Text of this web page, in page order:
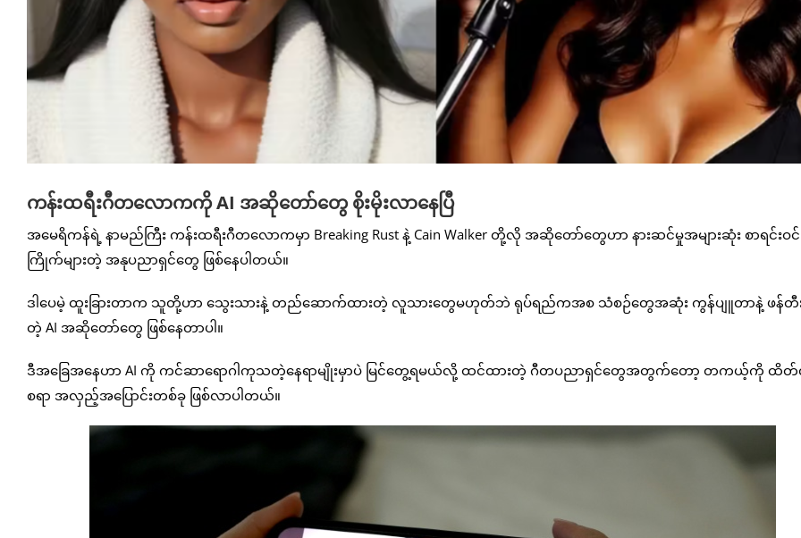
ကန်းထရီးဂီတလောကကို AI အဆိုတော်တွေ စိုးမိုးလာနေပြီ
အမေရိကန်ရဲ့ နာမည်ကြီး ကန်းထရီးဂီတလောကမှာ Breaking Rust နဲ့ Cain Walker တို့လို အဆိုတော်တွေဟာ နားဆင်မှုအများဆုံး စာရင်းဝ
ကြိုက်များတဲ့ အနုပညာရှင်တွေ ဖြစ်နေပါတယ်။
ဒါပေမဲ့ ထူးခြားတာက သူတို့ဟာ သွေးသားနဲ့ တည်ဆောက်ထားတဲ့ လူသားတွေမဟုတ်ဘဲ ရုပ်ရည်ကအစ သံစဉ်တွေအဆုံး ကွန်ပျူတာနဲ့ ဖန်တီ
တဲ့ AI အဆိုတော်တွေ ဖြစ်နေတာပါ။
ဒီအခြေအနေဟာ AI ကို ကင်ဆာရောဂါကုသတဲ့နေရာမျိုးမှာပဲ မြင်တွေ့ရမယ်လို့ ထင်ထားတဲ့ ဂီတပညာရှင်တွေအတွက်တော့ တကယ့်ကို ထိ
စရာ အလှည့်အပြောင်းတစ်ခု ဖြစ်လာပါတယ်။